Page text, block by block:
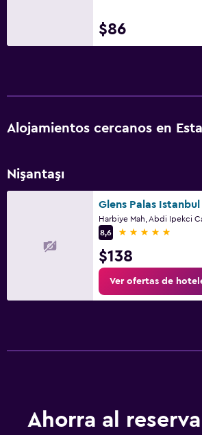
$86
Alojamientos cercanos en
Nişantaşı
Glens Palas Istanbul
8,6
5 estrellas
$138
Ver ofertas de
Ahorra al